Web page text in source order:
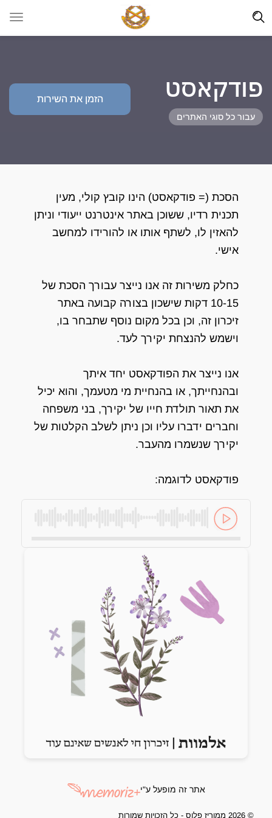
פודקאסט
עבור כל סוגי האתרים
הזמן את השירות
הסכת (= פודקאסט) הינו קובץ קולי, מעין
תכנית רדיו, ששוכן באתר אינטרנט ייעודי וניתן
להאזין לו, לשתף אותו או להורידו למחשב
אישי.
כחלק משירות זה אנו נייצר עבורך הסכת של
10-15 דקות שישכון בצורה קבועה באתר
זיכרון זה, וכן בכל מקום נוסף שתבחר בו,
וישמש להנצחת יקירך לעד.
אנו נייצר את הפודקאסט יחד איתך
ובהנחייתך, או בהנחיית מי מטעמך, והוא יכיל
את תאור תולדת חייו של יקירך, בני משפחה
וחברים ידברו עליו וכן ניתן לשלב הקלטות של
יקירך שנשמרו מהעבר.
פודקאסט לדוגמה:
אתר זה מופעל ע"י
© 2026 ממוריז פלוס - כל הזכויות שמורות